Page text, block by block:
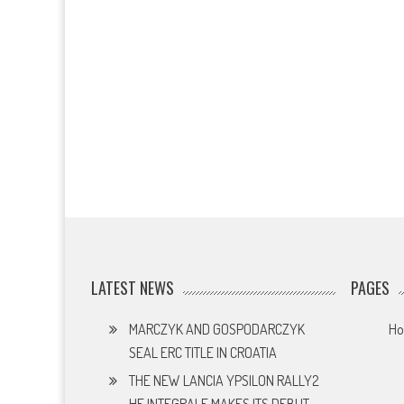
LATEST NEWS
MARCZYK AND GOSPODARCZYK
SEAL ERC TITLE IN CROATIA
THE NEW LANCIA YPSILON RALLY2
PAGES